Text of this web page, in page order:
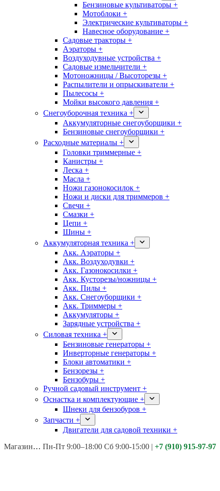
Бензиновые культиваторы +
Мотоблоки +
Электрические культиваторы +
Навесное оборудование +
Садовые тракторы +
Аэраторы +
Воздуходувные устройства +
Садовые измельчители +
Мотоножницы / Высоторезы +
Распылители и опрыскиватели +
Пылесосы +
Мойки высокого давления +
Снегоуборочная техника +
Аккумуляторные снегоуборщики +
Бензиновые снегоуборщики +
Расходные материалы +
Головки триммерные +
Канистры +
Леска +
Масла +
Ножи газонокосилок +
Ножи и диски для триммеров +
Свечи +
Смазки +
Цепи +
Шины +
Аккумуляторная техника +
Акк. Аэраторы +
Акк. Воздуходувки +
Акк. Газонокосилки +
Акк. Кусторезы/ножницы +
Акк. Пилы +
Акк. Снегоуборщики +
Акк. Триммеры +
Аккумуляторы +
Зарядные устройства +
Силовая техника +
Бензиновые генераторы +
Инверторные генераторы +
Блоки автоматики +
Бензорезы +
Бензобуры +
Ручной садовый инструмент +
Оснастка и комплектующие +
Шнеки для бензобуров +
Запчасти +
Двигатели для садовой техники +
Магазины: Калуга ул. Московская д.113
Пн-Пт 9:00–18:00 Сб 9:00-15:00 | +7 (910) 915-97-97